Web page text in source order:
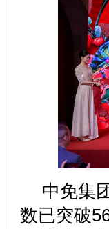
中免集
数已突破